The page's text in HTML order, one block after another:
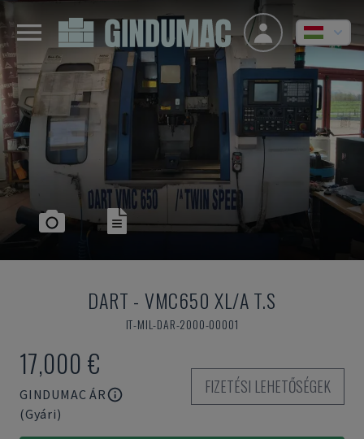
DART - VMC650 XL/A T.S
IT-MIL-DAR-2000-00001
17,000 €
GINDUMAC ÁR
(Gyári)
FIZETÉSI LEHETŐSÉGEK